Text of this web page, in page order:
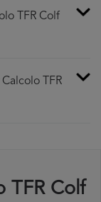
TFR Colf
TFR
TFR Colf